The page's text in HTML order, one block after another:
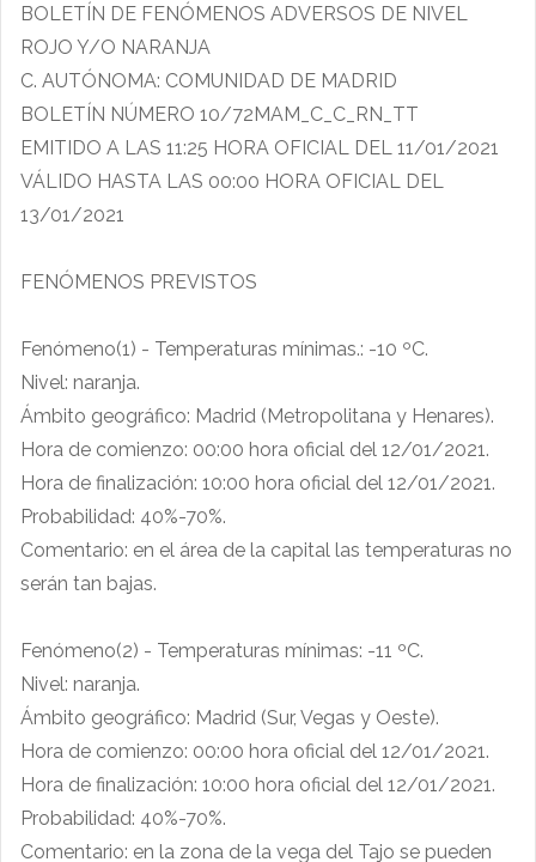
BOLETÍN DE FENÓMENOS ADVERSOS DE NIVEL
ROJO Y/O NARANJA
C. AUTÓNOMA: COMUNIDAD DE MADRID
BOLETÍN NÚMERO 10/72MAM_C_C_RN_TT
EMITIDO A LAS 11:25 HORA OFICIAL DEL 11/01/2021
VÁLIDO HASTA LAS 00:00 HORA OFICIAL DEL
13/01/2021
FENÓMENOS PREVISTOS
Fenómeno(1) - Temperaturas mínimas.: -10 ºC.
Nivel: naranja.
Ámbito geográfico: Madrid (Metropolitana y Henares).
Hora de comienzo: 00:00 hora oficial del 12/01/2021.
Hora de finalización: 10:00 hora oficial del 12/01/2021.
Probabilidad: 40%-70%.
Comentario: en el área de la capital las temperaturas no
serán tan bajas.
Fenómeno(2) - Temperaturas mínimas: -11 ºC.
Nivel: naranja.
Ámbito geográfico: Madrid (Sur, Vegas y Oeste).
Hora de comienzo: 00:00 hora oficial del 12/01/2021.
Hora de finalización: 10:00 hora oficial del 12/01/2021.
Probabilidad: 40%-70%.
Comentario: en la zona de la vega del Tajo se pueden